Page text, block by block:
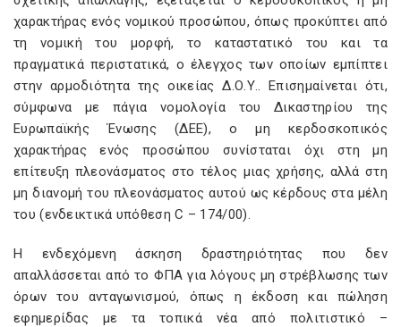
χαρακτήρας ενός νομικού προσώπου, όπως προκύπτει από
τη νομική του μορφή, το καταστατικό του και τα
πραγματικά περιστατικά, ο έλεγχος των οποίων εμπίπτει
στην αρμοδιότητα της οικείας Δ.Ο.Υ.. Επισημαίνεται ότι,
σύμφωνα με πάγια νομολογία του Δικαστηρίου της
Ευρωπαϊκής Ένωσης (ΔΕΕ), ο μη κερδοσκοπικός
χαρακτήρας ενός προσώπου συνίσταται όχι στη μη
επίτευξη πλεονάσματος στο τέλος μιας χρήσης, αλλά στη
μη διανομή του πλεονάσματος αυτού ως κέρδους στα μέλη
του (ενδεικτικά υπόθεση C – 174/00).
Η ενδεχόμενη άσκηση δραστηριότητας που δεν
απαλλάσσεται από το ΦΠΑ για λόγους μη στρέβλωσης των
όρων του ανταγωνισμού, όπως η έκδοση και πώληση
εφημερίδας με τα τοπικά νέα από πολιτιστικό –